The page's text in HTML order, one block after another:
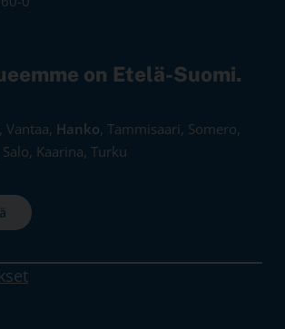
on Etelä-Suomi.
, Vantaa, Hanko, Tammisaari, Somero,
Kaarina, Turku